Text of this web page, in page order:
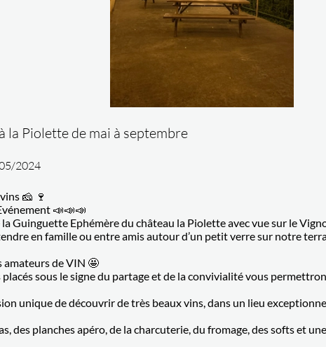
la Piolette de mai à septembre
2024
🧀 🍷
📣📣📣
Guinguette Ephémère du château la Piolette avec vue sur le
en famille ou entre amis autour d’un petit verre sur notre
amateurs de VIN 🤩
sous le signe du partage et de la convivialité vous
unique de découvrir de très beaux vins, dans un lieu
des planches apéro, de la charcuterie, du fromage, des softs et